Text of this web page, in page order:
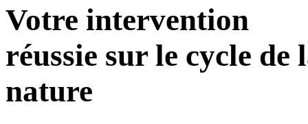
Votre intervention
réussie sur le cycle de
nature